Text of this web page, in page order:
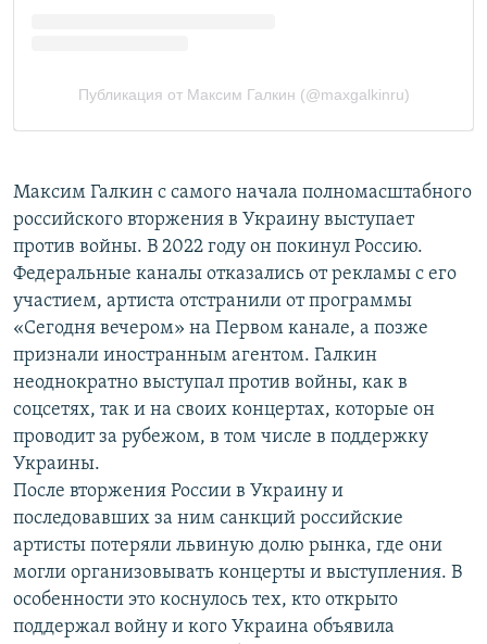
Максим Галкин с самого начала полномасштабного
российского вторжения в Украину выступает
против войны. В 2022 году он покинул Россию.
Федеральные каналы отказались от рекламы с его
участием, артиста отстранили от программы
«Сегодня вечером» на Первом канале, а позже
признали иностранным агентом. Галкин
неоднократно выступал против войны, как в
соцсетях, так и на своих концертах, которые он
проводит за рубежом, в том числе в поддержку
Украины.
После вторжения России в Украину и
последовавших за ним санкций российские
артисты потеряли львиную долю рынка, где они
могли организовывать концерты и выступления. В
особенности это коснулось тех, кто открыто
поддержал войну и кого Украина объявила